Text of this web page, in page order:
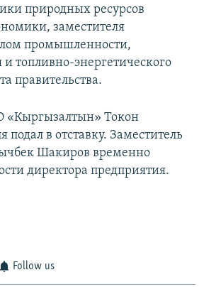
природных ресурсов
заместителя
промышленности,
и топливно-энергетического
правительства.
«Кыргызалтын» Токон
в отставку. Заместитель
Шакиров временно
директора предприятия.
Follow us